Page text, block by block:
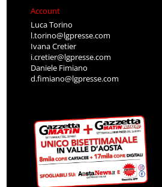
Account
Luca Torino
l.torino@lgpresse.com
Ivana Cretier
i.cretier@lgpresse.com
Daniele Fimiano
d.fimiano@lgpresse.com